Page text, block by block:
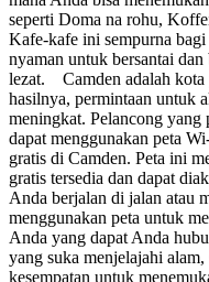
seperti Doma na rohu,
Kafe-kafe ini sempurna
nyaman untuk bersantai
lezat. Camden adalah kota
hasilnya, permintaan untuk
meningkat. Pelancong yang
dapat menggunakan peta
gratis di Camden. Peta ini
gratis tersedia dan dapat
Anda berjalan di jalan atau
menggunakan peta untuk
Anda yang dapat Anda
yang suka menjelajahi
kesempatan untuk